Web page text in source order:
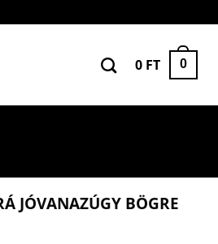
0 FT 0
JÓVANAZÚGY BÖGRE